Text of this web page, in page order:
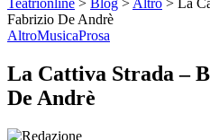
Teatrionline > Blog > Altro > La
Fabrizio De Andrè
AltroMusicaProsa
La Cattiva Strada –
De Andrè